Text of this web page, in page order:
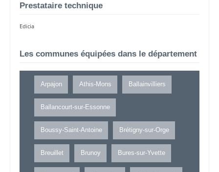
Prestataire technique
Edicia
Les communes équipées dans le département
Arpajon Athis-Mons Ballainvilliers
Ballancourt-sur-Essonne
Boussy-Saint-Antoine Brétigny-sur-Orge
Breuillet Brunoy Bures-sur-Yvette